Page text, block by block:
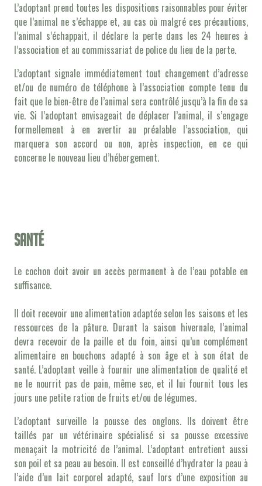
L’adoptant prend toutes les dispositions raisonnables pour éviter
que l’animal ne s’échappe et, au cas où malgré ces précautions,
l’animal s’échappait, il déclare la perte dans les 24 heures à
l’association et au commissariat de police du lieu de la perte.
L’adoptant signale immédiatement tout changement d’adresse
et/ou de numéro de téléphone à l’association compte tenu du
fait que le bien-être de l’animal sera contrôlé jusqu’à la fin de sa
vie. Si l’adoptant envisageait de déplacer l’animal, il s’engage
formellement à en avertir au préalable l’association, qui
marquera son accord ou non, après inspection, en ce qui
concerne le nouveau lieu d’hébergement.
Santé
Le cochon doit avoir un accès permanent à de l’eau potable en
suffisance.
Il doit recevoir une alimentation adaptée selon les saisons et les
ressources de la pâture. Durant la saison hivernale, l’animal
devra recevoir de la paille et du foin, ainsi qu’un complément
alimentaire en bouchons adapté à son âge et à son état de
santé. L’adoptant veille à fournir une alimentation de qualité et
ne le nourrit pas de pain, même sec, et il lui fournit tous les
jours une petite ration de fruits et/ou de légumes.
L’adoptant surveille la pousse des onglons. Ils doivent être
taillés par un vétérinaire spécialisé si sa pousse excessive
menaçait la motricité de l’animal. L’adoptant entretient aussi
son poil et sa peau au besoin. Il est conseillé d’hydrater la peau à
l’aide d’un lait corporel adapté, sauf lors d’une exposition au